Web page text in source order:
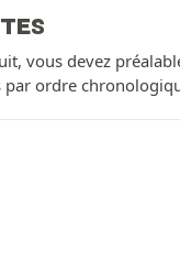
vous devez
par ordre